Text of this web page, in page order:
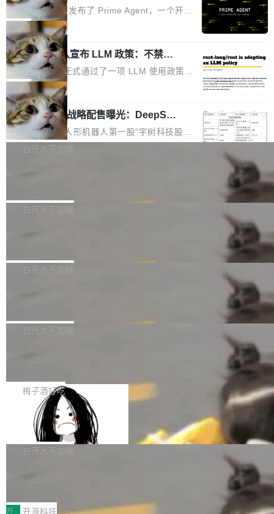
r Day）将在杭州启航。活动面向智能硬件产业
链企业和开发者，邀请行业专家与资深技术顾
问，围绕开源鸿蒙技术能力、设备适配、芯片适
配、功耗与稳定性调优、兼容性测评及统一互联
等内容展开系统讲解和实战交流，帮助企业进一
步了解开源鸿蒙在智能...
opilot coding agent 全部受影响。从检测到完全
恢复，大约 12 小时。 这是 2026 年 8 月的第六
起事故，其中四起与 AI/Copilot 服务相关。 Git
Hub 员工 kdaigle 在 HN 讨论中贴出了一组数
据：2025 年全年 10 亿次 commit。现在，每周
2.75 亿次，全年预计 140 亿次。GitHub...
进的编程 Agent，ARC-AGI 3 超越人类
专家基线
Prime Intellect 发布了 Prime Agent，一个开源
的编程 Agent Harness，核心设计围绕两个抽
象：Recursive Language Model（RLM）和 C
ontinual Harness。在 ARC-AGI 3 基准测试
上，Prime Agent + Opus 5 的组合达到了 95.
5% RHAE Best@1，超过了 ARC 报告的人类专
家基线 95.4%。 不是又一个 coding agent 包装
器 Prime Agent 的架构和市面上大多数 coding
agent 有本质区别。大多数 agent harness 的设
计是基于早期模型的能力—...
局
Rust 项目团队宣布 LLM 政策：不禁
止，但你要承认哪些代码不是你写的
Rust 语言项目正式通过了一项 LLM 使用政策，
覆盖 rust-lang/rust 单一仓库的代码贡献。这不
是项目级别的官方立场，目前由五个团队采纳，
但它可能是主流开源项目中关于 AI 辅助贡献最
细致的一份规则。 政策的核心只有一句话：LLM
可以用来分析、提炼、审阅、建议，但不能用来
不得生成涉及安全性的关键变更，除非作者本身
局
宇树科技 IPO 战略配售曝光：DeepSe
ek 获配 93.3 万股，锁定 36 个月
8月6日晚间，“人形机器人第一股”宇树科技股份
有限公司披露IPO发行价格及战略配售结果，杭
36个月。 公告显示，本次宇树科技战略配售对
员工参与设立的专项资产管理计划。其中，Dee
获配9...
白开水不加糖
Bug fixes and enhancements 修复多次传递同
一个回归问题，该问题导致拉取镜像时会拒绝包
题，该问题可能导致在旧版 Linux 内核...
白开水不加糖
e 孵化器项目管理委员会（IPMC）投票中获得
P）！这一里程碑不仅标志着 Fluss 迈入新的发
白开水不加糖
长期停止内容更新，未能实现其作为“AI版维基百
提交的编辑请求也长期处于待处理状态。 Groki
pedia 于去年底上线，定位为由人工智能生成内
容的百科平台，被马斯克视为传统众包百科网站
维基百科的替代方案。Lawfare 调查发现，无论
热门页面还是低关注度页面，均未出现近期更
白开水不加糖
是这样的：配 MessageSource 的 Bean、写 R
eloadableResourceBundleMessageSource、
声明 LocaleResolver、注册 LocaleChangeInt
erceptor…五六步之后才能看到第一行翻译文
本。 Solon 换了个方式。整个 i18n 模块围绕三
梅子酒好吃
Apache Doris 4.1 全面增强 Iceberg：
支持 UPDATE、MERGE INTO 与 Iceb
erg V3
Apache Doris 4.1 要补齐的，正是缺失的那一
半。在已有查询能力的基础上，Doris 进一步支
常维护操作，并完整支持 Iceberg V3 格式。
白开水不加糖
村国家自主创新示范区会议中心开幕。本届大会
开 开源科技